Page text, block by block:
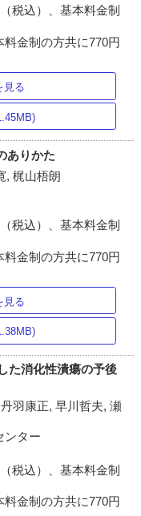
税込）、基本料金制
金制の方共に770円
見る
ありかた
, 梶山梧朗
税込）、基本料金制
金制の方共に770円
見る
た消化性潰瘍の予後
羽康正, 早川哲夫, 瀬
ンター
税込）、基本料金制
金制の方共に770円